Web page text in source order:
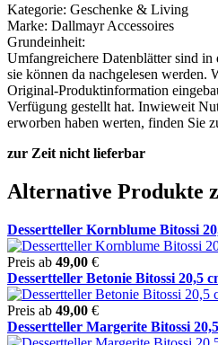
Kategorie: Geschenke & Living
Marke: Dallmayr Accessoires
Grundeinheit:
Umfangreichere Datenblätter sind
sie können da nachgelesen werden.
Original-Produktinformation
Verfügung gestellt hat. Inwieweit
erworben haben werten, finden Sie
zur Zeit nicht lieferbar
Alternative Produkte
Dessertteller Kornblume Bitossi
Preis ab 49,00 €
Dessertteller Betonie Bitossi 20,5
Preis ab 49,00 €
Dessertteller Margerite Bitossi